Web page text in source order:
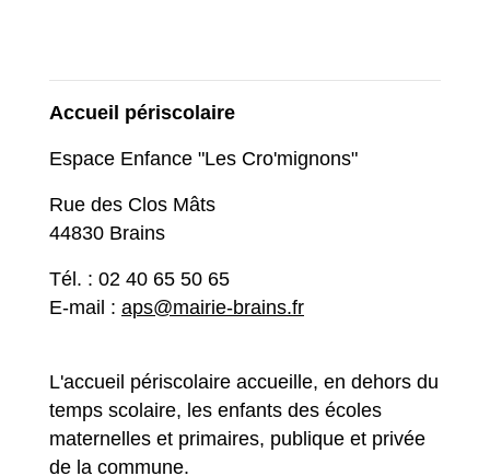
Accueil périscolaire
Espace Enfance "Les Cro'mignons"
Rue des Clos Mâts
44830 Brains
Tél. : 02 40 65 50 65
E-mail : aps@mairie-brains.fr
L'accueil périscolaire accueille, en dehors du
temps scolaire, les enfants des écoles
maternelles et primaires, publique et privée
de la commune.